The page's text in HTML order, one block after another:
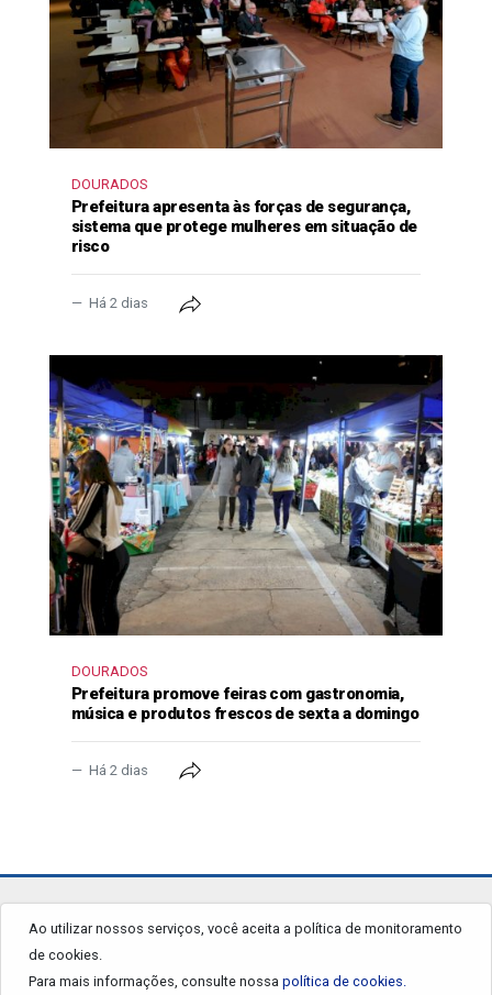
DOURADOS
Prefeitura apresenta às forças de segurança,
sistema que protege mulheres em situação de
risco
Há 2 dias
DOURADOS
Prefeitura promove feiras com gastronomia,
música e produtos frescos de sexta a domingo
Há 2 dias
Ao utilizar nossos serviços, você aceita a política de monitoramento
de cookies.
Para mais informações, consulte nossa política de cookies.
jornalgrandourados.com.br